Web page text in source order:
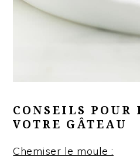
CONSEILS POUR
VOTRE GÂTEAU
Chemiser le moule :